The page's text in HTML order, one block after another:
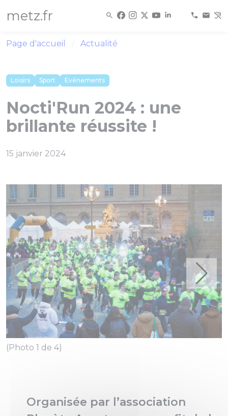
metz.fr
Page d'accueil Actualité
Loisirs Sport Evénements
Nocti'Run 2024 : une
brillante réussite !
15 janvier 2024
(Photo 1 de 4)
Organisée par l’association